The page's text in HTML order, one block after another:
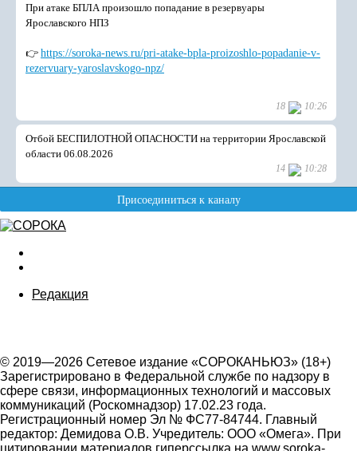
Редакция
© 2019—2026 Сетевое издание «СОРОКАНЬЮЗ» (18+)
Зарегистрировано в Федеральной службе по надзору в
сфере связи, информационных технологий и массовых
коммуникаций (Роскомнадзор) 17.02.23 года.
Регистрационный номер Эл № ФС77-84744. Главный
редактор: Демидова О.В. Учредитель: ООО «Омега». При
цитировании материалов гиперссылка на www.soroka-